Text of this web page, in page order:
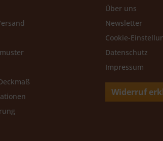
Über uns
Newsletter
Cookie-
Datenschutz
Impressum
Widerruf